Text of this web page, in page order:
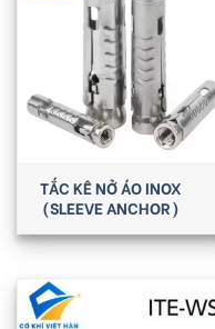
TẮC KÊ NỞ ÁO INOX
(SLEEVE ANCHOR)